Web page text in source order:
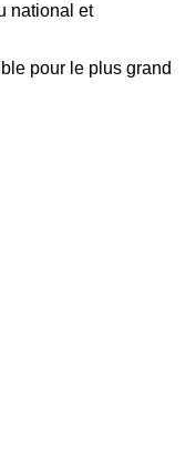
national et
pour le plus grand